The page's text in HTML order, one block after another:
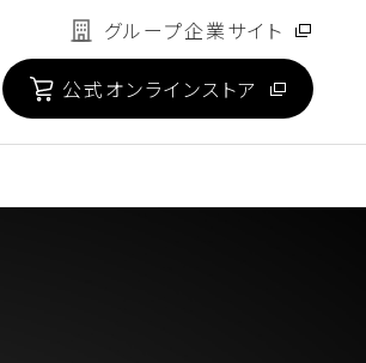
グループ企業サイト
公式オンラインストア